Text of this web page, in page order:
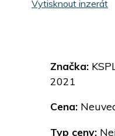
Vytisknout inzerát
Značka:
2021
Cena:
Typ ceny: